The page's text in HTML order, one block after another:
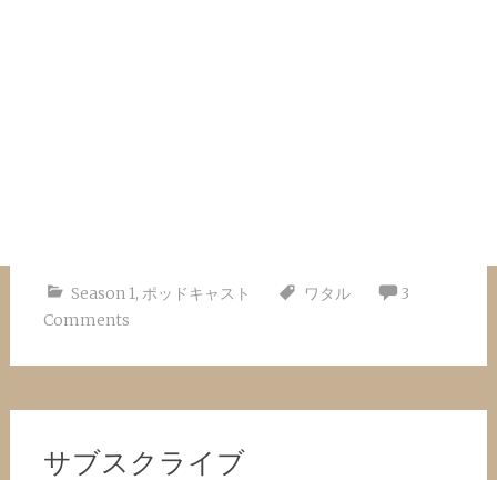
Season 1, ポッドキャスト ワタル
3
Comments
サブスクライブ